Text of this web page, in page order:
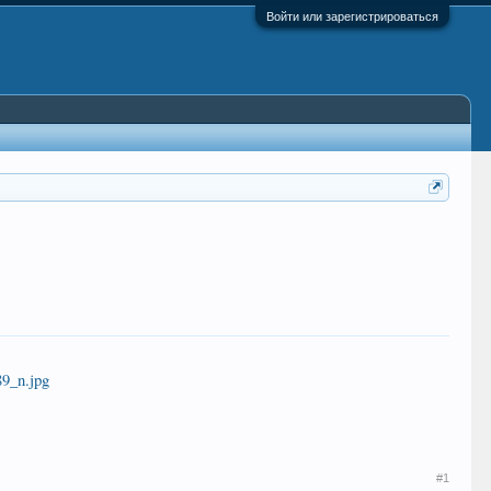
Войти или зарегистрироваться
#1